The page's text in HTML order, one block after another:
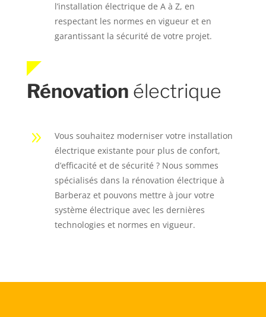
l’installation électrique de A à Z, en
respectant les normes en vigueur et en
garantissant la sécurité de votre projet.
Rénovation électrique
9
Vous souhaitez moderniser votre installation
électrique existante pour plus de confort,
d’efficacité et de sécurité ? Nous sommes
spécialisés dans la rénovation électrique à
Barberaz et pouvons mettre à jour votre
système électrique avec les dernières
technologies et normes en vigueur.